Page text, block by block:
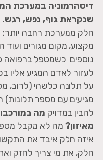
דיסהרמוניה במערכת
שנקראת גוף, נפש, רגש.
חלק ממערכת רחבה
מקצוע, מקום מגורים ועוד
נוספים. כשמטפל ברפואה
לעזור לאדם המגיע אליו
על תלונה כלשהי (לרוב,
מגיעים עם מספר תלונות)
להבין במדויק מה
מאיזון? מה לא מקבל
איזה חלק איבד את
חלק, את מי צריך לחזק